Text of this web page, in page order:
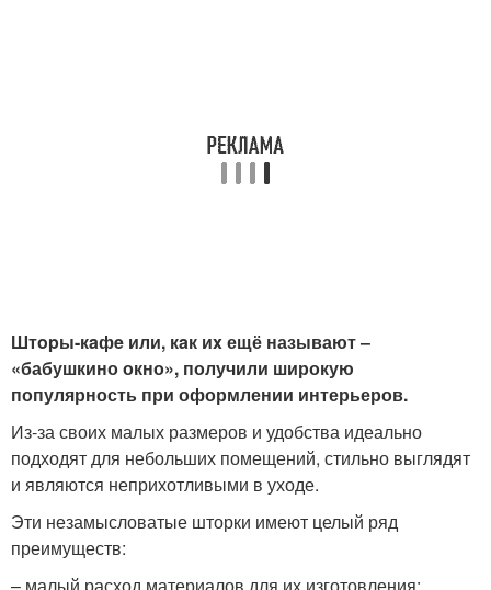
Штopы-кaфe или, кaк иx ещё называют ‒
«бабушкино окно», получили широкую
популярность при оформлении интерьеров.
Из-за своих малых размеров и удобства идеально
подходят для небольших помещений, стильно выглядят
и являются неприхотливыми в уходе.
Эти незамысловатые шторки имеют целый ряд
преимуществ: